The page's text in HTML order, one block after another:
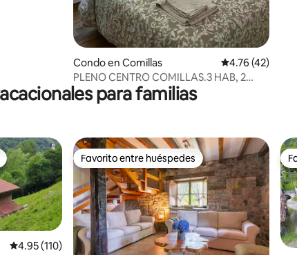
Condo en Comillas Calificación
4.76 (42)
PLENO CENTRO COMILLAS.3 HAB, 2
BAÑOS.para familias
Calificación promedio: 4.95 de 5, 110 reseñas
4.95 (110)
Favorito entre huéspedes
Favorito entre huéspedes